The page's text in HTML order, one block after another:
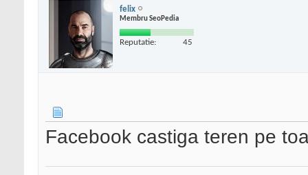
felix
Membru SeoPedia
Reputatie: 45
Facebook castiga teren pe